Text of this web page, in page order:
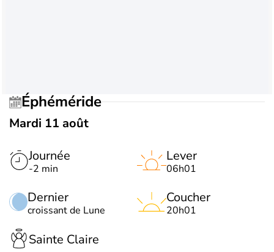
Éphéméride
Mardi 11 août
Journée
-2 min
Dernier
croissant de Lune
Lever
06h01
Coucher
20h01
Sainte Claire